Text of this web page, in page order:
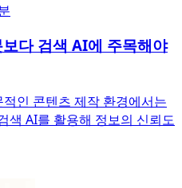
다 검색 AI에 주목해야
인 콘텐츠 제작 환경에서는
색 AI를 활용해 정보의 신뢰도